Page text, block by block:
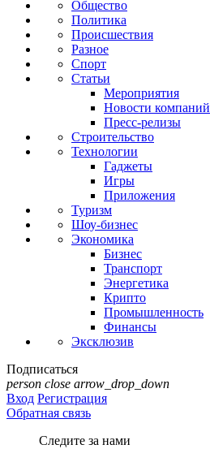
Общество
Политика
Происшествия
Разное
Спорт
Статьи
Мероприятия
Новости компаний
Пресс-релизы
Строительство
Технологии
Гаджеты
Игры
Приложения
Туризм
Шоу-бизнес
Экономика
Бизнес
Транспорт
Энергетика
Крипто
Промышленность
Финансы
Эксклюзив
Подписаться
person close arrow_drop_down
Вход Регистрация
Обратная связь
Следите за нами